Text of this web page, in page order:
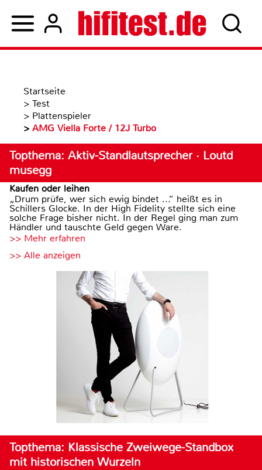
Startseite
> Test
> Plattenspieler
> AMG Viella Forte / 12J Turbo
Topthema: Aktiv-Standlautsprecher · Loutd
musegg
Kaufen oder leihen
„Drum prüfe, wer sich ewig bindet ...“ heißt es in
Schillers Glocke. In der High Fidelity stellte sich eine
solche Frage bisher nicht. In der Regel ging man zum
Händler und tauschte Geld gegen Ware.
>> Mehr erfahren
>> Alle anzeigen
Topthema: Klassische Zweiwege-Standbox
mit historischen Wurzeln